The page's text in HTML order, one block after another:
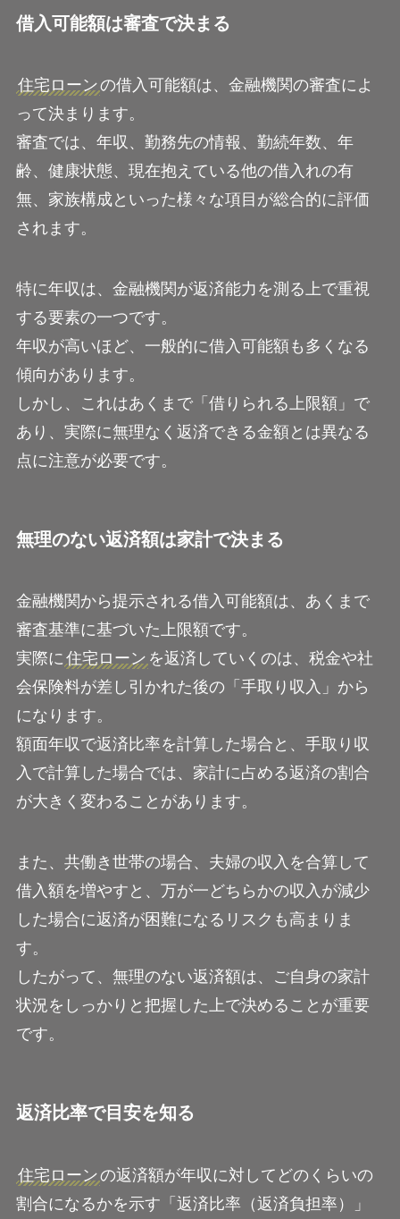
借入可能額は審査で決まる
住宅ローンの借入可能額は、金融機関の審査によ
って決まります。
審査では、年収、勤務先の情報、勤続年数、年
齢、健康状態、現在抱えている他の借入れの有
無、家族構成といった様々な項目が総合的に評価
されます。
特に年収は、金融機関が返済能力を測る上で重視
する要素の一つです。
年収が高いほど、一般的に借入可能額も多くなる
傾向があります。
しかし、これはあくまで「借りられる上限額」で
あり、実際に無理なく返済できる金額とは異なる
点に注意が必要です。
無理のない返済額は家計で決まる
金融機関から提示される借入可能額は、あくまで
審査基準に基づいた上限額です。
実際に住宅ローン を返済していくのは、税金や社
会保険料が差し引かれた後の「手取り収入」から
になります。
額面年収で返済比率を計算した場合と、手取り収
入で計算した場合では、家計に占める返済の割合
が大きく変わることがあります。
また、共働き世帯の場合、夫婦の収入を合算して
借入額を増やすと、万が一どちらかの収入が減少
した場合に返済が困難になるリスクも高まりま
す。
したがって、無理のない返済額は、ご自身の家計
状況をしっかりと把握した上で決めることが重要
です。
返済比率で目安を知る
住宅ローンの返済額が年収に対してどのくらいの
割合になるかを示す「返済比率（返済負担率）」